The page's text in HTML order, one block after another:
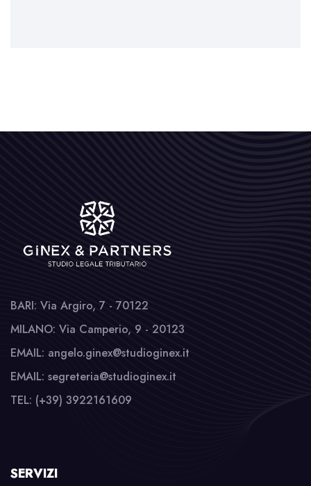
BARI: Via Argiro, 7 - 70122
MILANO: Via Camperio, 9 - 20123
EMAIL: angelo.ginex@studioginex.it
EMAIL: segreteria@studioginex.it
TEL: (+39) 3922161609
SERVIZI